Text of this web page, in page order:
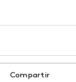
Compartir